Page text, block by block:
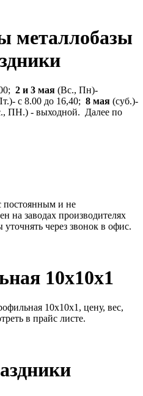
металлобазы
2 и 3 мая (Вс., Пн)-
с 8.00 до 16,40; 8 мая (суб.)-
ПН.) - выходной. Далее по
постоянным и не
на заводах производителях
через звонок в офис.
10х10х1
10х10х1, цену, вес,
в прайс листе.